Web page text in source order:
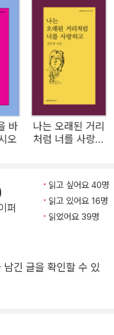
살 이후 짙은 푸른색만
를 연상시킨다. 파리에
한 생활을 이어나가던
아닌, 맹인 남자, 웅크
은 거리의 빈민자였다.
술가의 불안함과 인간
있는데, 그 이면에는
죽 위로 드러난 단단한
시인의 시선 끝에는 늘
”(「청춘에게」) 다시금
들이 있었기 때문이다.
채로 늘 어딘가로 향하
운 강아지 한 마리를 쓰
삶을 연습하는 것. 이렇
신의 무게만으로도 한
바
오
나는 오래된 거리
처럼 너를 사랑하
퍼
읽고 싶어요 40명
읽고 있어요 16명
읽었어요 39명
긴 글을 확인할 수 있